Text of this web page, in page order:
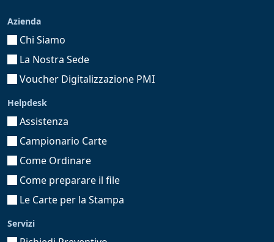
Azienda
Chi Siamo
La Nostra Sede
Voucher Digitalizzazione PMI
Helpdesk
Assistenza
Campionario Carte
Come Ordinare
Come preparare il file
Le Carte per la Stampa
Servizi